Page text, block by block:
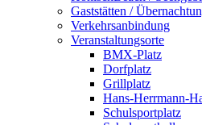
Gaststätten /
Verkehrsanbindung
Veranstaltungsorte
BMX-Platz
Dorfplatz
Grillplatz
Hans-Herrmann-
Schulsportplatz